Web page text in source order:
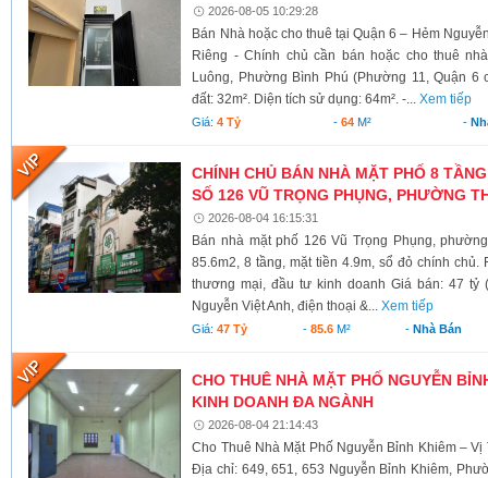
2026-08-05 10:29:28
Bán Nhà hoặc cho thuê tại Quận 6 – Hẻm
Riêng - Chính chủ cần bán hoặc cho thuê
Luông, Phường Bình Phú (Phường 11, Quận 6
đất: 32m². Diện tích sử dụng: 64m². -...Xem tiếp
Giá:4 Tỷ - 64M² -
CHÍNH CHỦ BÁN NHÀ MẶT PHỐ 8
SỐ 126 VŨ TRỌNG PHỤNG, PHƯỜNG
2026-08-04 16:15:31
Bán nhà mặt phố 126 Vũ Trọng Phụng,
85.6m2, 8 tầng, mặt tiền 4.9m, sổ đỏ chính
thương mại, đầu tư kinh doanh Giá bán: 47
Nguyễn Việt Anh, điện thoại &...Xem tiếp
Giá:47 Tỷ - 85.6M² - Nhà Bán
CHO THUÊ NHÀ MẶT PHỐ NGUYỄN
KINH DOANH ĐA NGÀNH
2026-08-04 21:14:43
Cho Thuê Nhà Mặt Phố Nguyễn Bỉnh Khiêm –
Địa chỉ: 649, 651, 653 Nguyễn Bỉnh Khiêm,